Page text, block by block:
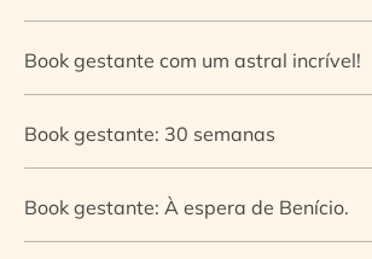
Book gestante com um astral incrível!
Book gestante: 30 semanas
Book gestante: À espera de Benício.